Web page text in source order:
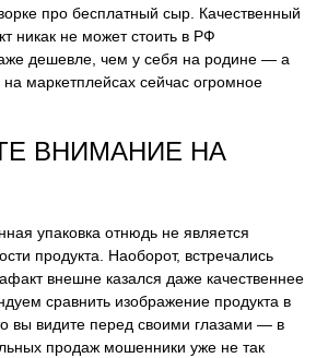
про бесплатный сыр. Качественный
никак не может стоить в РФ
дешевле, чем у себя на родине — а
маркетплейсах сейчас огромное
ВНИМАНИЕ НА
упаковка отнюдь не является
продукта. Наоборот, встречались
внешне казался даже качественнее
сравнить изображение продукта в
вы видите перед своими глазами — в
продаж мошенники уже не так